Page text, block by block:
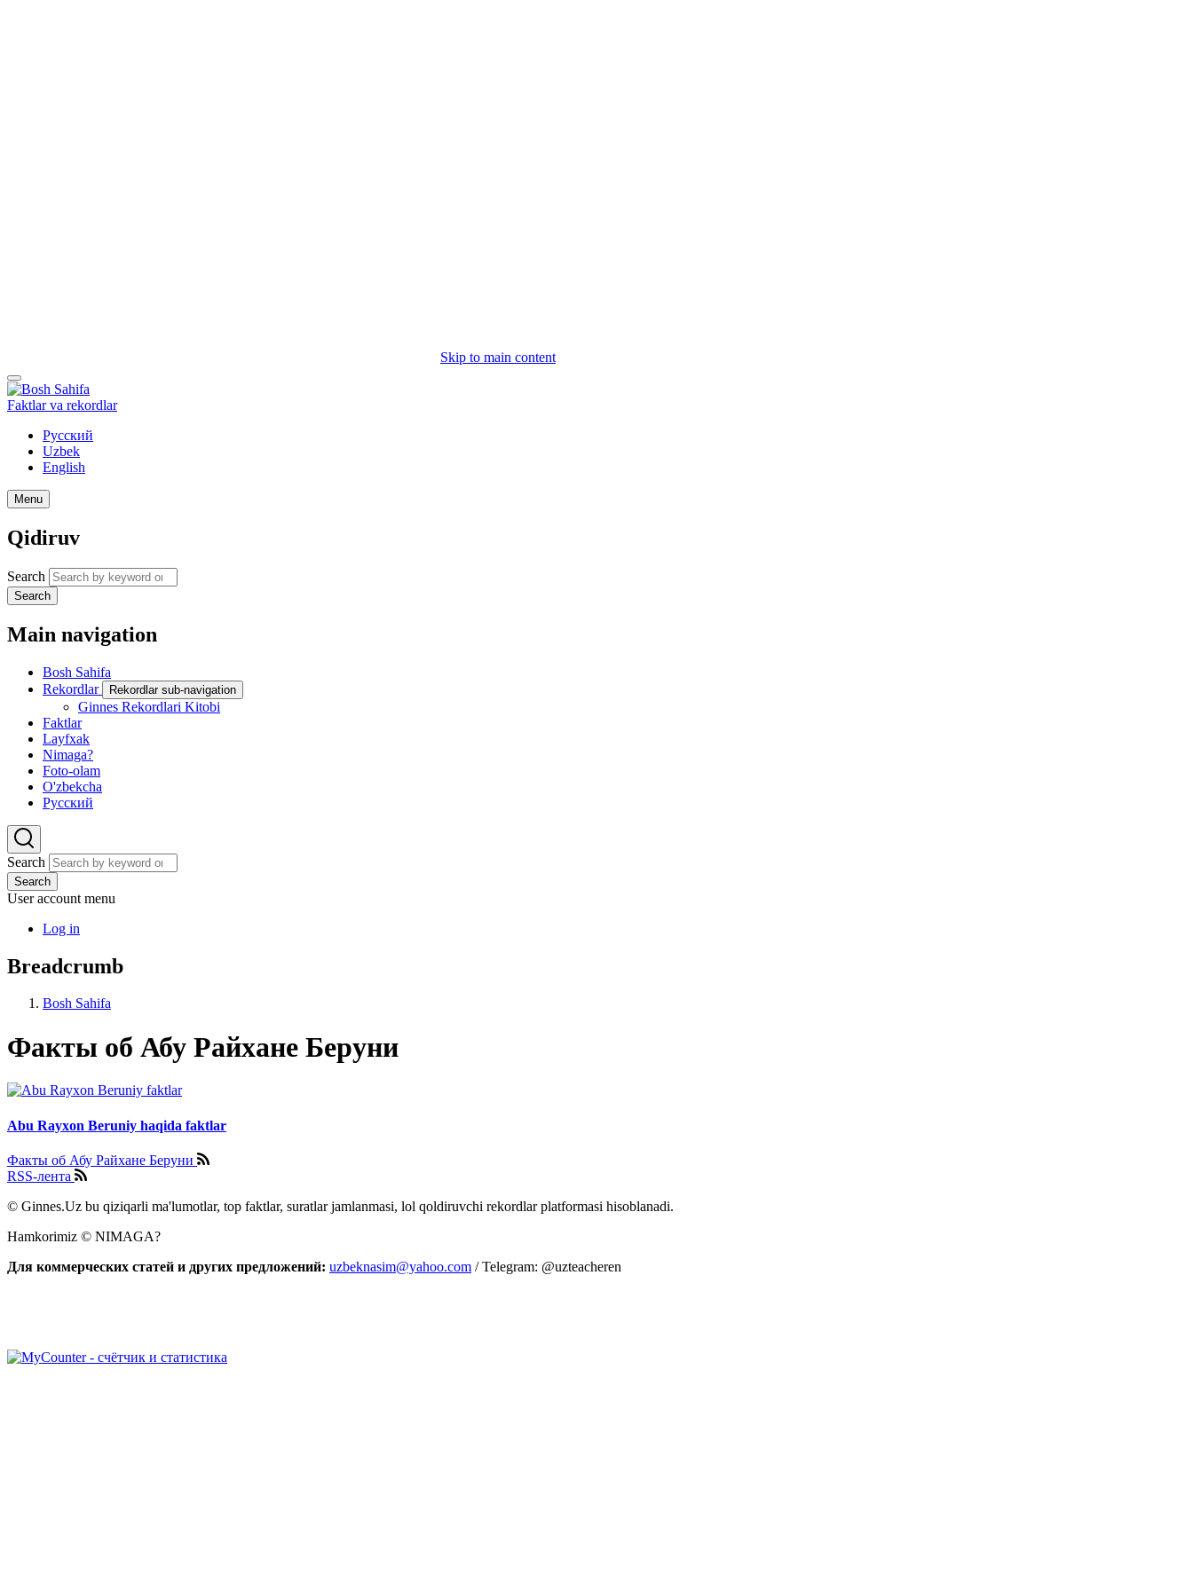
Skip to main content
Faktlar va rekordlar
Русский
Uzbek
English
Menu
Qidiruv
Search
Search
Main navigation
Bosh Sahifa
Rekordlar
Rekordlar sub-navigation
Ginnes Rekordlari Kitobi
Faktlar
Layfxak
Nimaga?
Foto-olam
O'zbekcha
Русский
Search
Search
User account menu
Log in
Breadcrumb
Bosh Sahifa
Факты об Абу Райхане Беруни
Abu Rayxon Beruniy haqida faktlar
Факты об Абу Райхане Беруни
RSS-лента
© Ginnes.Uz bu qiziqarli ma'lumotlar, top faktlar, suratlar jamlanmasi, lol qoldiruvchi rekordlar platformasi hisoblanadi.
Hamkorimiz © NIMAGA?
Для коммерческих статей и других предложений: uzbeknasim@yahoo.com / Telegram: @uzteacheren